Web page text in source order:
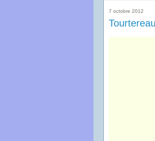
7 octobre 2012